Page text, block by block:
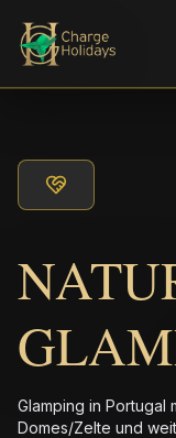
Glamping in Portugal
Domes/Zelte und